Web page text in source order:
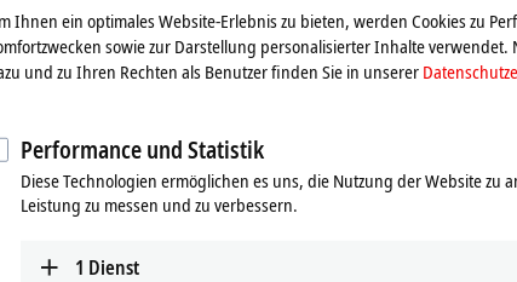
im Betrieb. Sie können wahlweise als
oder viaCP-Link 4betrieben werden.
jedem Multitouch-Control-Panel vom
verfügbar. So können
realisiert werden. Der Taster-
Anordnung und Art der Tasten,
mit dem zuständigen
Ihnen ein optimales Website-Erlebnis zu bieten, werden Cookies zu
sowie zur Darstellung personalisierter Inhalte
und zu Ihren Rechten als Benutzer finden Sie in unserer
Performance und Statistik
Diese Technologien ermöglichen es uns, die Nutzung der Website zu
Leistung zu messen und zu verbessern.
1 Dienst